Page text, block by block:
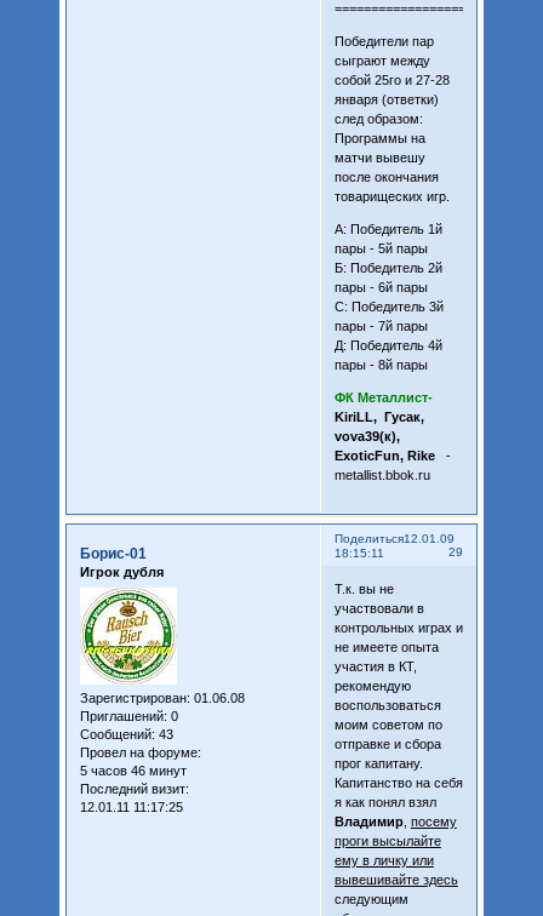
Победители пар
сыграют между
собой 25го и 27-28
января (ответки)
след образом:
Программы на
матчи вывешу
после окончания
товарищеских игр.
А: Победитель 1й
пары - 5й пары
Б: Победитель 2й
пары - 6й пары
С: Победитель 3й
пары - 7й пары
Д: Победитель 4й
пары - 8й пары
ФК Металлист-
KiriLL, Гусак,
vova39(к),
ExoticFun, Rike
-
metallist.bbok.ru
Поделиться
29
12.01.09
18:15:11
Борис-01
Игрок дубля
Зарегистрирован: 01.06.08
Приглашений: 0
Сообщений: 43
Провел на форуме:
5 часов 46 минут
Последний визит:
12.01.11 11:17:25
Т.к. вы не
участвовали в
контрольных играх и
не имеете опыта
участия в КТ,
рекомендую
воспользоваться
моим советом по
отправке и сбора
прог капитану.
Капитанство на себя
я как понял взял
Владимир, посему
проги высылайте
ему в личку или
вывешивайте здесь
следующим